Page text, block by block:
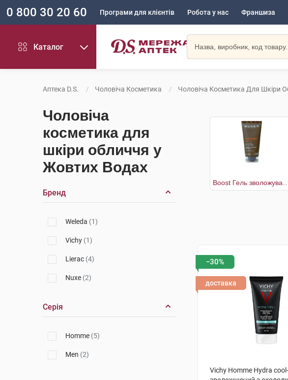
0 800 30 20 60 Програми для клієнтів Робота у нас Франшиза
Каталог
Аптека D.S. Чоловіча Косметика Чоловіча Косметика Для Шкіри
Чоловіча
косметика для
шкіри обличчя у
Жовтих Водах
Бренд
Weleda (1)
Vichy (1)
Lierac (4)
Nuxe (2)
Серія
Homme (5)
Men (2)
−30%
доставка
Vichy Homme Hydra